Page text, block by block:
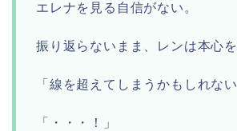
エレナを見る自信がない。
振り返らないまま、レンは本心を
「線を超えてしまうかもしれない
「・・・！」